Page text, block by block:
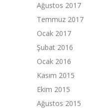
Ağustos 2017
Temmuz 2017
Ocak 2017
Şubat 2016
Ocak 2016
Kasım 2015
Ekim 2015
Ağustos 2015